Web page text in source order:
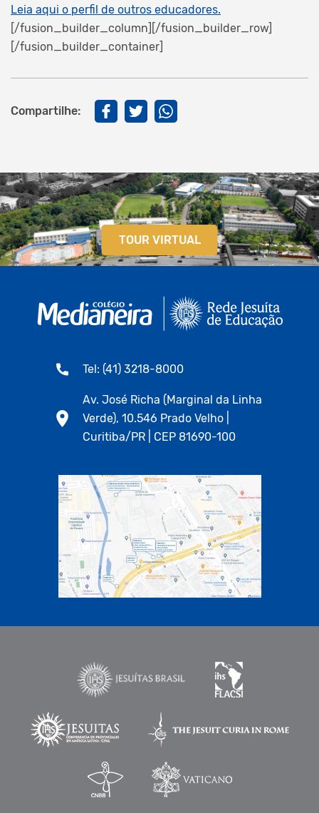
Leia aqui o perfil de outros educadores.
[/fusion_builder_column][/fusion_builder_row]
[/fusion_builder_container]
Compartilhe:
TOUR VIRTUAL
Tel: (41) 3218-8000
Av. José Richa (Marginal da Linha
Verde), 10.546 Prado Velho |
Curitiba/PR | CEP 81690-100